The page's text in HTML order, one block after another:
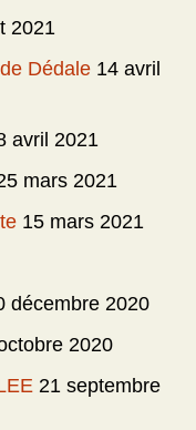
2021
Dédale 14 avril
avril 2021
mars 2021
15 mars 2021
décembre 2020
2020
21 septembre